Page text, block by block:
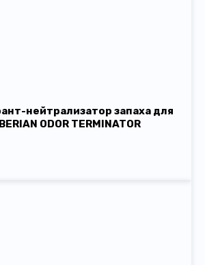
нейтрализатор запаха для
ODOR TERMINATOR